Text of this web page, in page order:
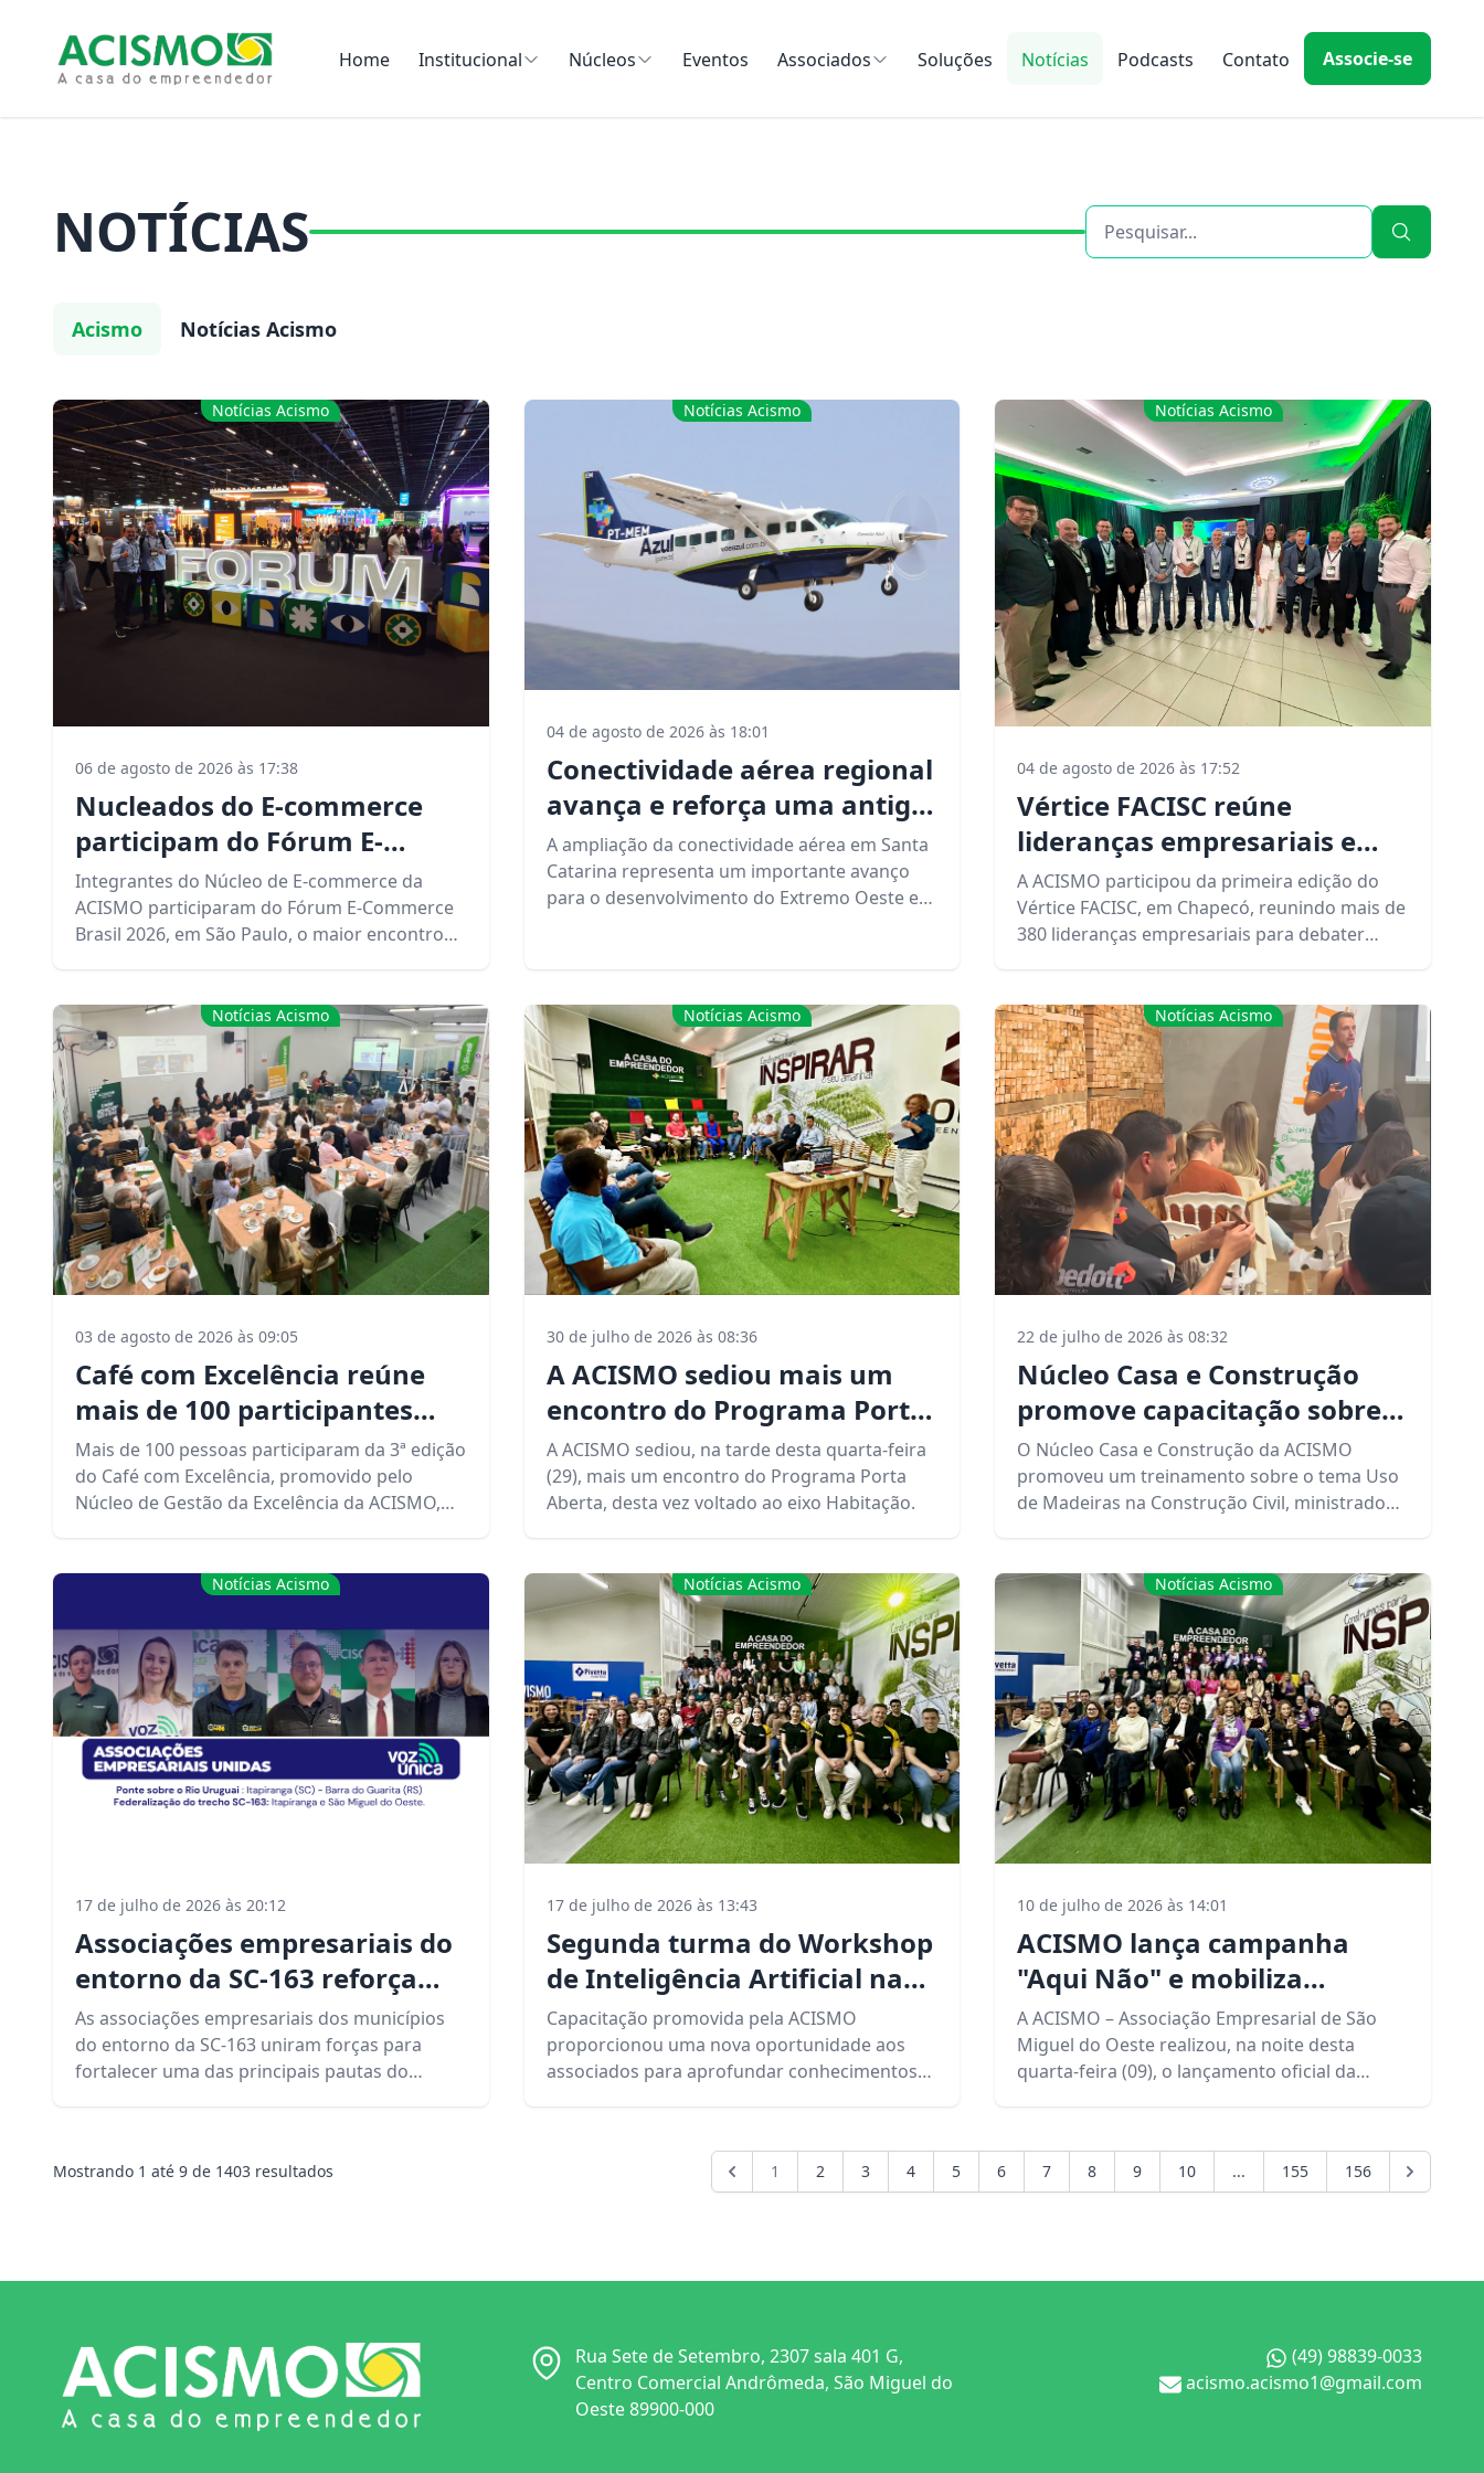
Home Institucional Núcleos Eventos Associados Soluções Notícias Podcasts Contato Associe-se
NOTÍCIAS
Acismo Notícias Acismo
Notícias Acismo
06 de agosto de 2026 às 17:38
Nucleados do E-commerce
participam do Fórum E-
Commerce Brasil 2026, em
São Paulo
Integrantes do Núcleo de E-commerce da
ACISMO participaram do Fórum E-Commerce
Brasil 2026, em São Paulo, o maior encontro
conexões estratégicas.
Notícias Acismo
04 de agosto de 2026 às 18:01
Conectividade aérea regional
avança e reforça uma antiga
pauta defendida pela
ACISMO
A ampliação da conectividade aérea em Santa
Catarina representa um importante avanço
para o desenvolvimento do Extremo Oeste e
Notícias Acismo
04 de agosto de 2026 às 17:52
Vértice FACISC reúne
lideranças empresariais e
debate estratégias para o
futuro de Santa Catarina
A ACISMO participou da primeira edição do
Vértice FACISC, em Chapecó, reunindo mais de
380 lideranças empresariais para debater
constante transformação.
Notícias Acismo
03 de agosto de 2026 às 09:05
Café com Excelência reúne
mais de 100 participantes
para debater sucessão e
gestão empresarial
Mais de 100 pessoas participaram da 3ª edição
do Café com Excelência, promovido pelo
Núcleo de Gestão da Excelência da ACISMO,
Notícias Acismo
30 de julho de 2026 às 08:36
A ACISMO sediou mais um
encontro do Programa Porta
Aberta, reunindo lideranças
para discutir o eixo
Habitação e construir
desenvolvimento do
município.
A ACISMO sediou, na tarde desta quarta-feira
(29), mais um encontro do Programa Porta
Aberta, desta vez voltado ao eixo Habitação.
Notícias Acismo
22 de julho de 2026 às 08:32
Núcleo Casa e Construção
promove capacitação sobre
uso de madeiras na
construção civil
O Núcleo Casa e Construção da ACISMO
promoveu um treinamento sobre o tema Uso
de Madeiras na Construção Civil, ministrado
Holzbauten Engenharia.
Notícias Acismo
17 de julho de 2026 às 20:12
Associações empresariais do
entorno da SC-163 reforçam
pauta do Programa Voz
Única e cobram compromisso
com obra estratégica
As associações empresariais dos municípios
do entorno da SC-163 uniram forças para
fortalecer uma das principais pautas do
Notícias Acismo
17 de julho de 2026 às 13:43
Segunda turma do Workshop
de Inteligência Artificial na
Prática reúne empresários
para uma noite de
aprendizado e aplicações
Capacitação promovida pela ACISMO
proporcionou uma nova oportunidade aos
associados para aprofundar conhecimentos
Notícias Acismo
10 de julho de 2026 às 14:01
ACISMO lança campanha
"Aqui Não" e mobiliza
empresas pelo respeito e
proteção às mulheres
A ACISMO – Associação Empresarial de São
Miguel do Oeste realizou, na noite desta
quarta-feira (09), o lançamento oficial da
Mostrando 1 até 9 de 1403 resultados 1 2 3 4 5 6 7 8 9 10 ... 155 156
Rua Sete de Setembro, 2307 sala 401 G,
Centro Comercial Andrômeda, São Miguel do
Oeste 89900-000
(49) 98839-0033
acismo.acismo1@gmail.com